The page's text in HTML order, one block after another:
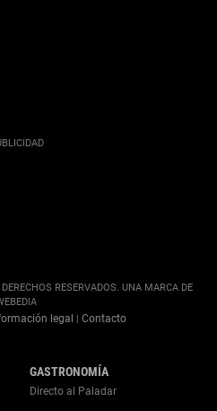
RESERVADOS. UNA MARCA DE
legal Contacto
GASTRONOMÍA
Directo al Paladar